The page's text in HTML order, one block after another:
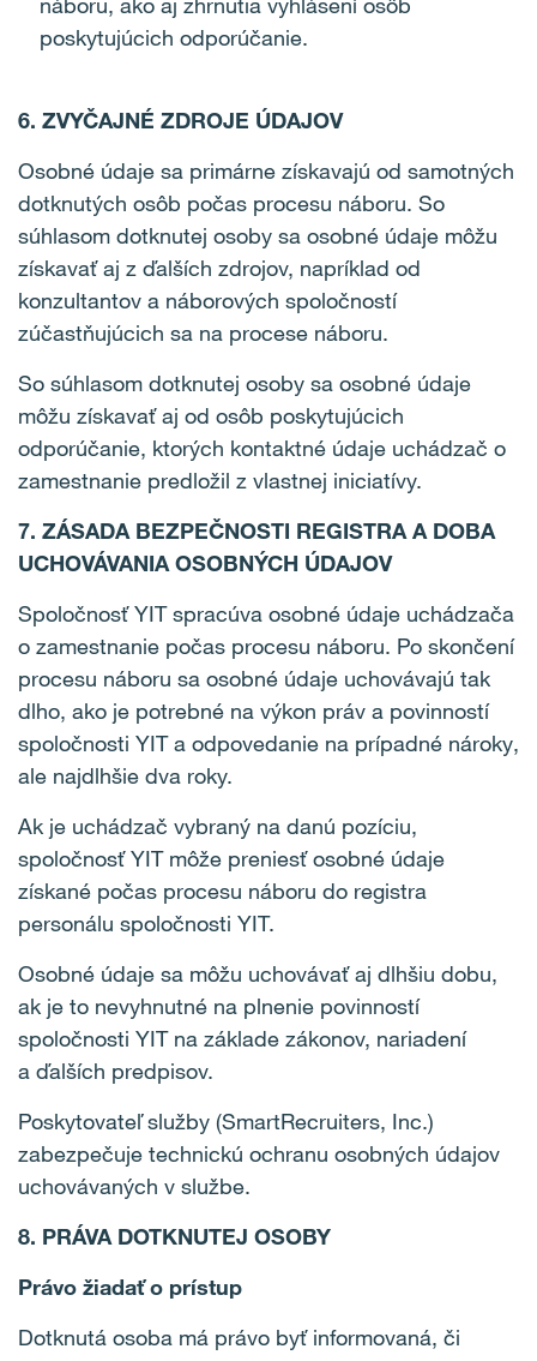
poskytujúcich odporúčanie.
6. ZVYČAJNÉ ZDROJE ÚDAJOV
Osobné údaje sa primárne získavajú od samotných
dotknutých osôb počas procesu náboru. So
súhlasom dotknutej osoby sa osobné údaje môžu
získavať aj z ďalších zdrojov, napríklad od
konzultantov a náborových spoločností
zúčastňujúcich sa na procese náboru.
So súhlasom dotknutej osoby sa osobné údaje
môžu získavať aj od osôb poskytujúcich
odporúčanie, ktorých kontaktné údaje uchádzač o
zamestnanie predložil z vlastnej iniciatívy.
7. ZÁSADA BEZPEČNOSTI REGISTRA A DOBA
UCHOVÁVANIA OSOBNÝCH ÚDAJOV
Spoločnosť YIT spracúva osobné údaje uchádzača
o zamestnanie počas procesu náboru. Po skončení
procesu náboru sa osobné údaje uchovávajú tak
dlho, ako je potrebné na výkon práv a povinností
spoločnosti YIT a odpovedanie na prípadné nároky,
ale najdlhšie dva roky.
Ak je uchádzač vybraný na danú pozíciu,
spoločnosť YIT môže preniesť osobné údaje
získané počas procesu náboru do registra
personálu spoločnosti YIT.
Osobné údaje sa môžu uchovávať aj dlhšiu dobu,
ak je to nevyhnutné na plnenie povinností
spoločnosti YIT na základe zákonov, nariadení
a ďalších predpisov.
Poskytovateľ služby (SmartRecruiters, Inc.)
zabezpečuje technickú ochranu osobných údajov
uchovávaných v službe.
8. PRÁVA DOTKNUTEJ OSOBY
Právo žiadať o prístup
Dotknutá osoba má právo byť informovaná, či